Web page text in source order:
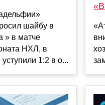
шайбу в
» в матче
НХЛ, в
1:2 в о...